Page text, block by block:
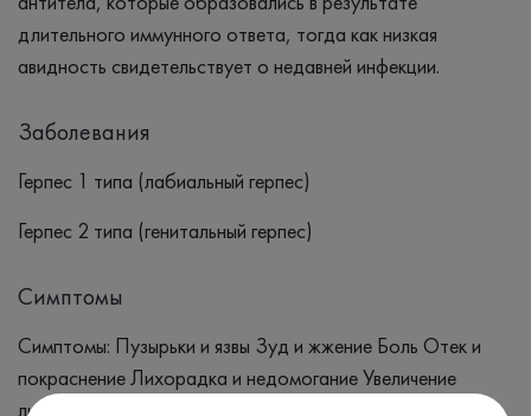
длительного иммунного ответа, тогда как низкая
авидность свидетельствует о недавней инфекции.
Заболевания
Герпес 1 типа (лабиальный герпес)
Герпес 2 типа (генитальный герпес)
Симптомы
Симптомы: Пузырьки и язвы Зуд и жжение Боль Отек и
покраснение Лихорадка и недомогание Увеличение
лимфоузлов